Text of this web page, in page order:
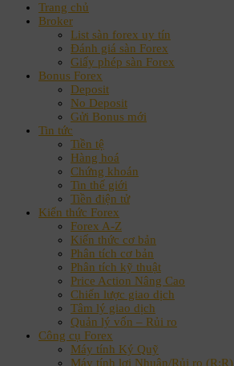
Trang chủ
Broker
List sàn forex uy tín
Đánh giá sàn Forex
Giấy phép sàn Forex
Bonus Forex
Deposit
No Deposit
Gửi Bonus mới
Tin tức
Tiền tệ
Hàng hoá
Chứng khoán
Tin thế giới
Tiền điện tử
Kiến thức Forex
Forex A-Z
Kiến thức cơ bản
Phân tích cơ bản
Phân tích kỹ thuật
Price Action Nâng Cao
Chiến lược giao dịch
Tâm lý giao dịch
Quản lý vốn – Rủi ro
Công cụ Forex
Máy tính Ký Quỹ
Máy tính lợi Nhuận/Rủi ro (R:R)